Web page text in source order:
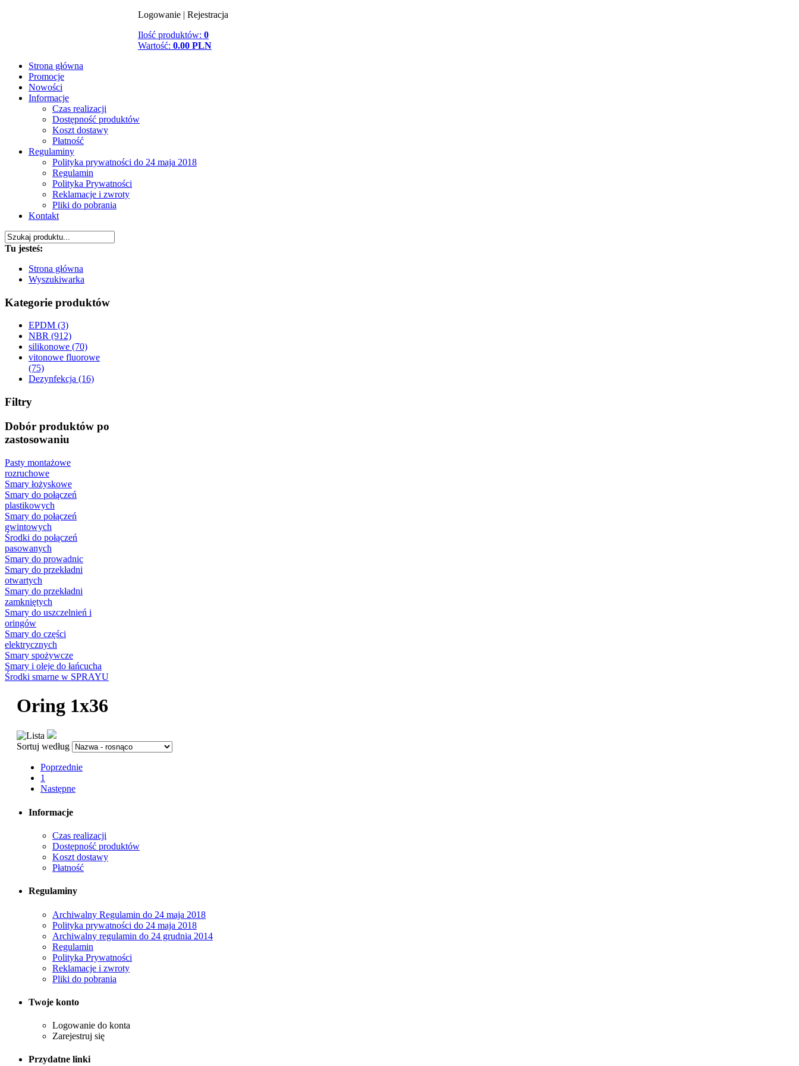
Logowanie | Rejestracja
Ilość produktów: 0
Wartość: 0.00 PLN
Strona główna
Promocje
Nowości
Informacje
Czas realizacji
Dostępność produktów
Koszt dostawy
Płatność
Regulaminy
Polityka prywatności do 24 maja 2018
Regulamin
Polityka Prywatności
Reklamacje i zwroty
Pliki do pobrania
Kontakt
Tu jesteś:
Strona główna
Wyszukiwarka
Kategorie produktów
EPDM (3)
NBR (912)
silikonowe (70)
vitonowe fluorowe
(75)
Dezynfekcja (16)
Filtry
Dobór produktów po
zastosowaniu
Pasty montażowe
rozruchowe
Smary łożyskowe
Smary do połączeń
plastikowych
Smary do połączeń
gwintowych
Środki do połączeń
pasowanych
Smary do prowadnic
Smary do przekładni
otwartych
Smary do przekładni
zamkniętych
Smary do uszczelnień i
oringów
Smary do części
elektrycznych
Smary spożywcze
Smary i oleje do łańcucha
Środki smarne w SPRAYU
Oring 1x36
Sortuj według
Poprzednie
1
Następne
Informacje
Czas realizacji
Dostępność produktów
Koszt dostawy
Płatność
Regulaminy
Archiwalny Regulamin do 24 maja 2018
Polityka prywatności do 24 maja 2018
Archiwalny regulamin do 24 grudnia 2014
Regulamin
Polityka Prywatności
Reklamacje i zwroty
Pliki do pobrania
Twoje konto
Logowanie do konta
Zarejestruj się
Przydatne linki